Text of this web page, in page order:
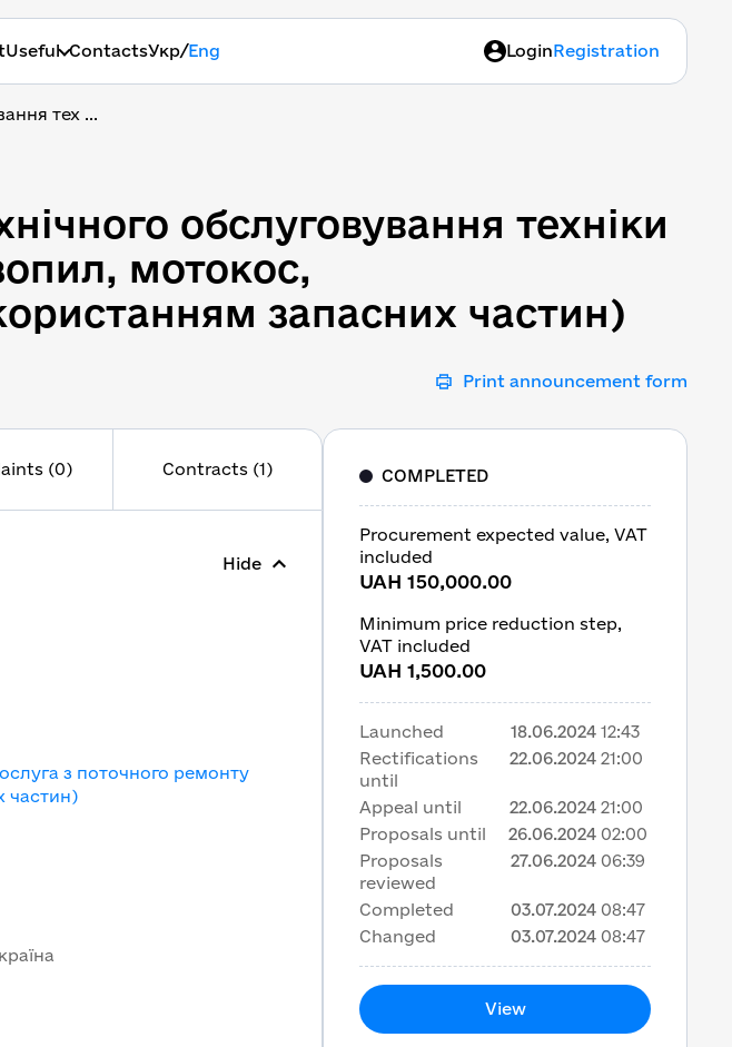
Useful ContactsУкр/Eng LoginRegistration
тех ...
обслуговування техніки
обслуговування техніки
мотокос,
запасних частин)
Print announcement form
(0) Contracts (1)
Hide
з поточного ремонту
частин)
COMPLETED
Procurement expected value, VAT
included
UAH 150,000.00
Minimum price reduction step,
VAT included
UAH 1,500.00
Launched 18.06.2024 12:43
Rectifications
until
22.06.2024 21:00
Appeal until 22.06.2024 21:00
Proposals until
26.06.2024 02:00
Proposals
reviewed
27.06.2024 06:39
Completed 03.07.2024 08:47
Changed
03.07.2024 08:47
View